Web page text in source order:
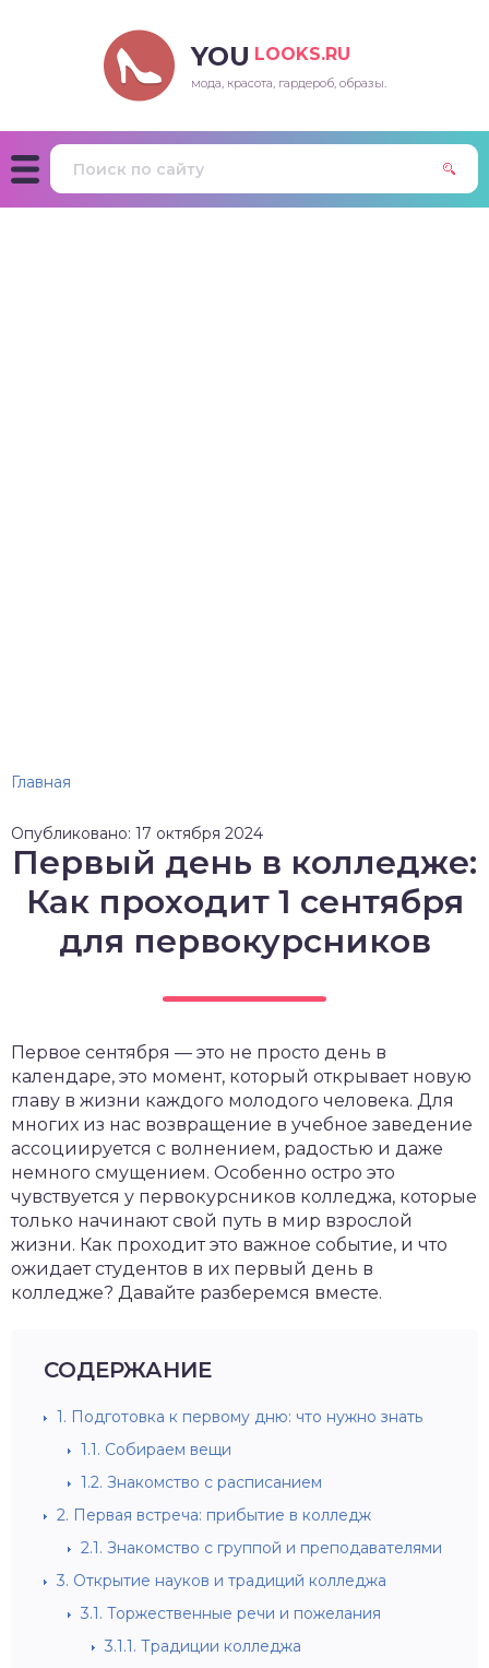
YOU LOOKS.RU
мода, красота, гардероб, образы.
Главная
Опубликовано: 17 октября 2024
Первый день в колледже:
Как проходит 1 сентября
для первокурсников
Первое сентября — это не просто день в
календаре, это момент, который открывает новую
главу в жизни каждого молодого человека. Для
многих из нас возвращение в учебное заведение
ассоциируется с волнением, радостью и даже
немного смущением. Особенно остро это
чувствуется у первокурсников колледжа, которые
только начинают свой путь в мир взрослой
жизни. Как проходит это важное событие, и что
ожидает студентов в их первый день в
колледже? Давайте разберемся вместе.
СОДЕРЖАНИЕ
1. Подготовка к первому дню: что нужно знать
1.1. Собираем вещи
1.2. Знакомство с расписанием
2. Первая встреча: прибытие в колледж
2.1. Знакомство с группой и преподавателями
3. Открытие науков и традиций колледжа
3.1. Торжественные речи и пожелания
3.1.1. Традиции колледжа